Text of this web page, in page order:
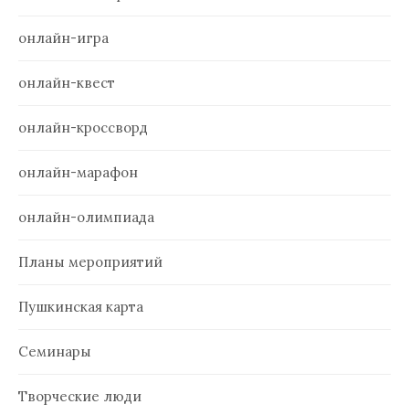
онлайн-игра
онлайн-квест
онлайн-кроссворд
онлайн-марафон
онлайн-олимпиада
Планы мероприятий
Пушкинская карта
Семинары
Творческие люди